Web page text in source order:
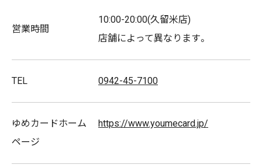
●ゆめカードクレジットご入会手続き
●電子マネーゆめかへのご入会手続き
●各種変更手続き
など承っております。
営業時間
10:00-20:00(久留米店)
店舗によって異なります。
TEL 0942-45-7100
ゆめカードホーム
ページ
https://www.youmecard.jp/